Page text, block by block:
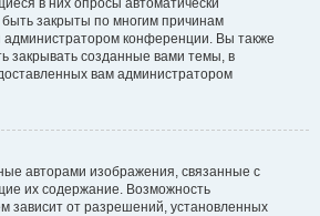
в них опросы автоматически
закрыты по многим причинам
конференции. Вы также
закрывать созданные вами темы, в
вам администратором
авторами изображения, связанные с
их содержание. Возможность
зависит от разрешений, установленных